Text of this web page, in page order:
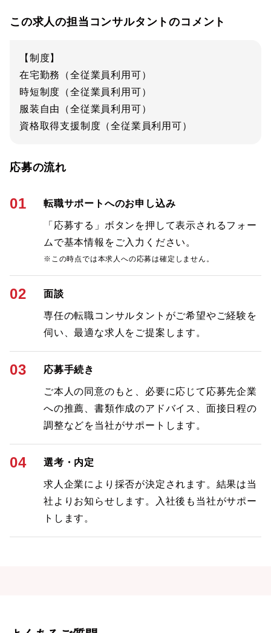
この求人の担当コンサルタントのコメント
【制度】
在宅勤務（全従業員利用可）
時短制度（全従業員利用可）
服装自由（全従業員利用可）
資格取得支援制度（全従業員利用可）
応募の流れ
01 転職サポートへのお申し込み
「応募する」ボタンを押して表示されるフォー
ムで基本情報をご入力ください。
※この時点では本求人への応募は確定しません。
02 面談
専任の転職コンサルタントがご希望やご経験を
伺い、最適な求人をご提案します。
03 応募手続き
ご本人の同意のもと、必要に応じて応募先企業
への推薦、書類作成のアドバイス、面接日程の
調整などを当社がサポートします。
04 選考・内定
求人企業により採否が決定されます。結果は当
社よりお知らせします。入社後も当社がサポー
トします。